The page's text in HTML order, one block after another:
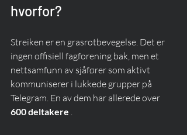
hvorfor?
Streiken er en grasrotbevegelse. Det er
ingen offisiell fagforening bak, men et
nettsamfunn av sjåfører som aktivt
kommuniserer i lukkede grupper på
Telegram. En av dem har allerede over
600 deltakere .